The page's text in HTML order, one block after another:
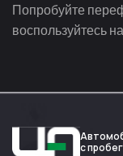
Попробуйте
воспользуйтесь
с